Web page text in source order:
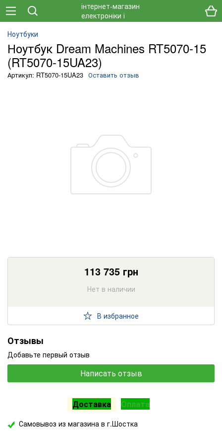
Ноутбуки
Ноутбук Dream Machines RT5070-15
(RT5070-15UA23)
Артикул: RT5070-15UA23 Оставить отзыв
113 735грн
Нет в наличии
В избранное
Отзывы
Добавьте первый отзыв
Написать отзыв
Доставка Оплата
Самовывоз из магазина в г.Шостка